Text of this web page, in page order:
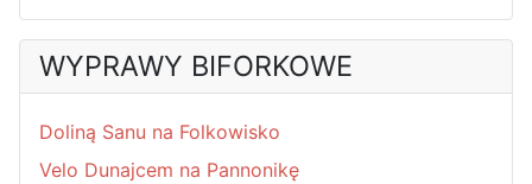
WYPRAWY BIFORKOWE
Doliną Sanu na Folkowisko
Velo Dunajcem na Pannonikę